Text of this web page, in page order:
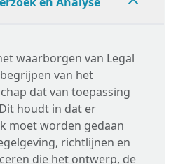
waarborgen van Legal
van het
dat van toepassing
houdt in dat er
moet worden gedaan
richtlijnen en
die het ontwerp, de